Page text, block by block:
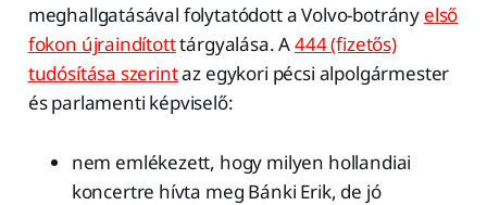
meghallgatásával folytatódott a Volvo-botrány első
fokon újraindítotttárgyalása. A444 (fizetős)
tudósítása szerintaz egykori pécsi alpolgármester
és parlamenti képviselő:
nem emlékezett, hogy milyen hollandiai
koncertre hívta meg Bánki Erik, de jó